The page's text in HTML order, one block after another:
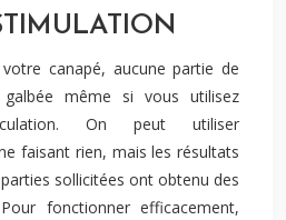
canapé, aucune partie de
même si vous utilisez
On peut utiliser
faisant rien, mais les résultats
sollicitées ont obtenu des
fonctionner efficacement,